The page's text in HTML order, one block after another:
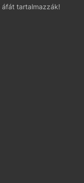
áfát tartalmazzák!